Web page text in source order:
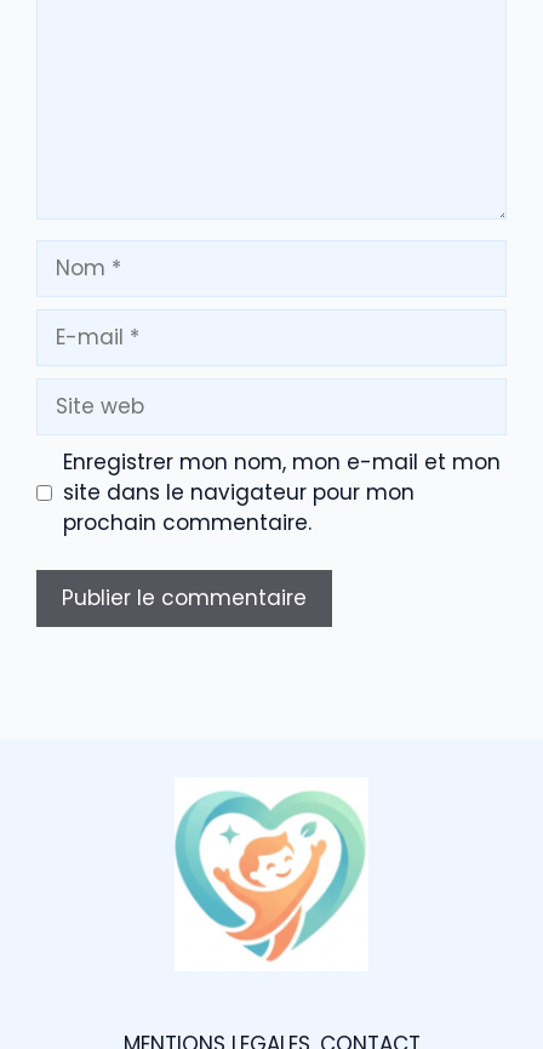
Nom
mail
Site
web
Enregistrer mon nom, mon e-mail et mon
site dans le navigateur pour mon
prochain commentaire.